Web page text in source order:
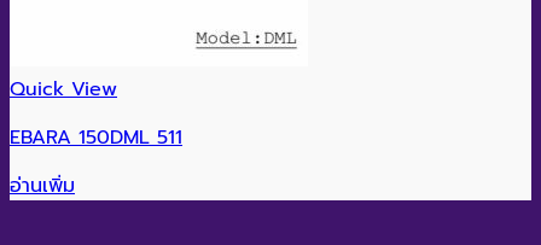
Quick View
EBARA 150DML 511
อ่านเพิ่ม